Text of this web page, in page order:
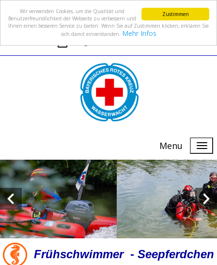
Zustimmen
Wir verwenden Cookies, um die Qualität und
Benutzerfreundlichkeit der Webseite zu verbessern und
Ihnen einen besseren Service zu bieten. Wenn Sie auf Zustimmen klicken, erklären Sie
sich damit einverstanden. Mehr Infos
Menu
Frühschwimmer - Seepferdchen